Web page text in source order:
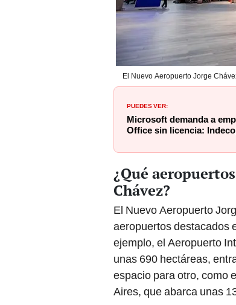
El Nuevo Aeropuerto Jorge
PUEDES VER:
Microsoft demanda a
Office sin licencia:
¿Qué
Chávez?
El Nuevo Aeropuerto
aeropuertos destacados
ejemplo, el Aeropuerto
unas 690 hectáreas,
espacio para otro, como
Aires, que abarca unas